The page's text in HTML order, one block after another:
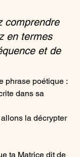
comprendre
en termes
et de
phrase poétique :
dans sa
la décrypter